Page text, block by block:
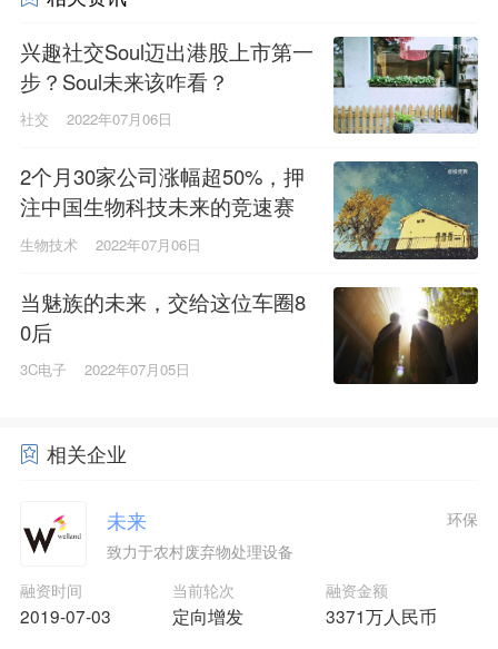
兴趣社交Soul迈出港股上市第一
步？Soul未来该咋看？
社交 2022年07月06日
2个月30家公司涨幅超50%，押
注中国生物科技未来的竞速赛
开始了
生物技术 2022年07月06日
当魅族的未来，交给这位车圈8
0后
3C电子 2022年07月05日
相关企业
未来
致力于农村废弃物处理设备
环保
融资时间
2019-07-03
当前轮次
定向增发
融资金额
3371万人民币